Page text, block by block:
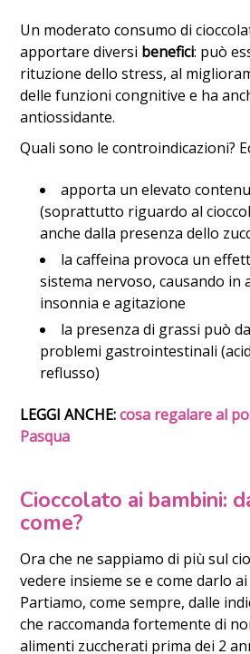
Un moderato consumo di
apportare diversi benefici: può
rituzione dello stress, al
delle funzioni congnitive e ha
antiossidante.
Quali sono le controindicazioni?
apporta un elevato
(soprattutto riguardo al
anche dalla presenza dello
la caffeina provoca un
sistema nervoso, causando in
insonnia e agitazione
la presenza di grassi può
problemi gastrointestinali
reflusso)
LEGGI ANCHE:cosa regalare al
Pasqua
Cioccolato ai bambini:
come?
Ora che ne sappiamo di più sul
vedere insieme se e come darlo
Partiamo, come sempre, dalle
che raccomanda fortemente di
alimenti zuccherati prima dei 2